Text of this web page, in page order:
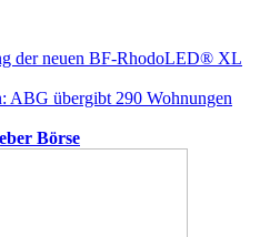
der neuen BF-RhodoLED® XL
ABG übergibt 290 Wohnungen
Börse